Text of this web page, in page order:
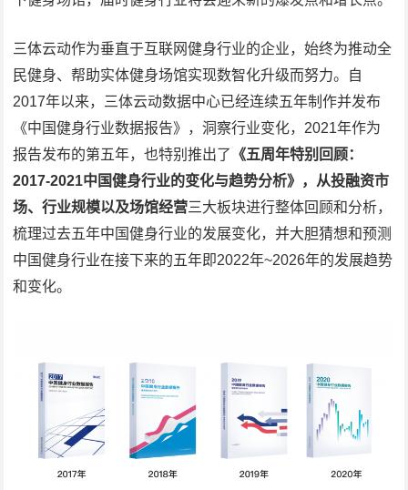
三体云动作为垂直于互联网健身行业的企业，始终为推动全
民健身、帮助实体健身场馆实现数智化升级而努力。自
2017年以来，三体云动数据中心已经连续五年制作并发布
《中国健身行业数据报告》，洞察行业变化，2021年作为
报告发布的第五年，也特别推出了 《五周年特别回顾：
2017-2021中国健身行业的变化与趋势分析》，从投融资市
场、行业规模以及场馆经营三大板块进行整体回顾和分析，
梳理过去五年中国健身行业的发展变化，并大胆猜想和预测
中国健身行业在接下来的五年即2022年~2026年的发展趋势
和变化。